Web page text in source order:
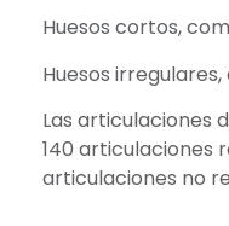
Huesos cortos,
Huesos
Las articulaciones
140 articulaciones
articulaciones no